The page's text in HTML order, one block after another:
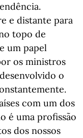
e distante para
topo de
um papel
os ministros
o
com um dos
é uma profissão
dos nossos